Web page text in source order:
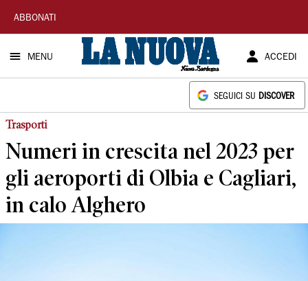
La
Nuova
Sardegna
ABBONATI
MENU ACCEDI
SEGUICI SU DISCOVER
Trasporti
Numeri in crescita nel 2023 per
gli aeroporti di Olbia e Cagliari,
in calo Alghero